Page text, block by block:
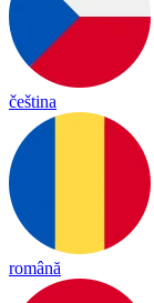
čeština
română